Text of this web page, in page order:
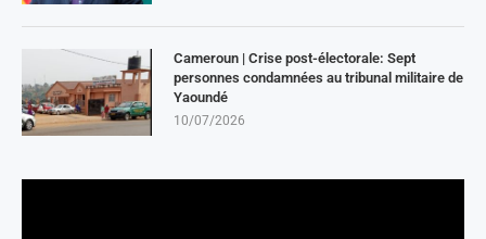
Cameroun | Crise post-électorale: Sept
personnes condamnées au tribunal militaire de
Yaoundé
10/07/2026